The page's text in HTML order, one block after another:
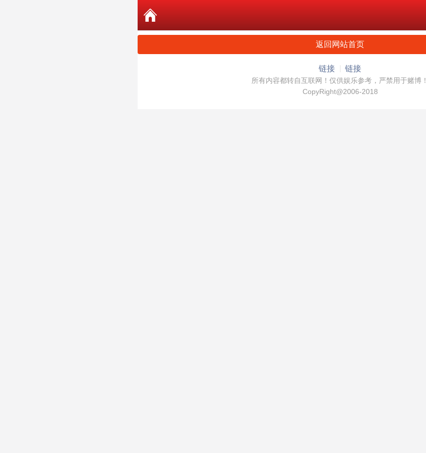
返回网站首页
链接 链接
所有内容都转自互联网！仅供娱乐参考，严禁用于赌博！
CopyRight@2006-2018